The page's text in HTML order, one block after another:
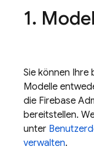
1.
Sie können
Modelle
die Firebase
bereitstellen.
unter
verwalten.